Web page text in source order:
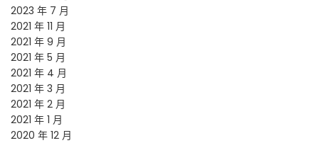
2023 年 7 月
2021 年 11 月
2021 年 9 月
2021 年 5 月
2021 年 4 月
2021 年 3 月
2021 年 2 月
2021 年 1 月
2020 年 12 月